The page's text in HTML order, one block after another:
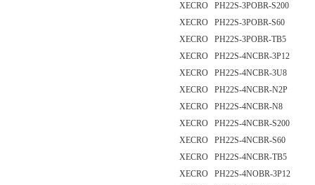
XECRO PH22S-3POBR-S200
XECRO PH22S-3POBR-S60
XECRO PH22S-3POBR-TB5
XECRO PH22S-4NCBR-3P12
XECRO PH22S-4NCBR-3U8
XECRO PH22S-4NCBR-N2P
XECRO PH22S-4NCBR-N8
XECRO PH22S-4NCBR-S200
XECRO PH22S-4NCBR-S60
XECRO PH22S-4NCBR-TB5
XECRO PH22S-4NOBR-3P12